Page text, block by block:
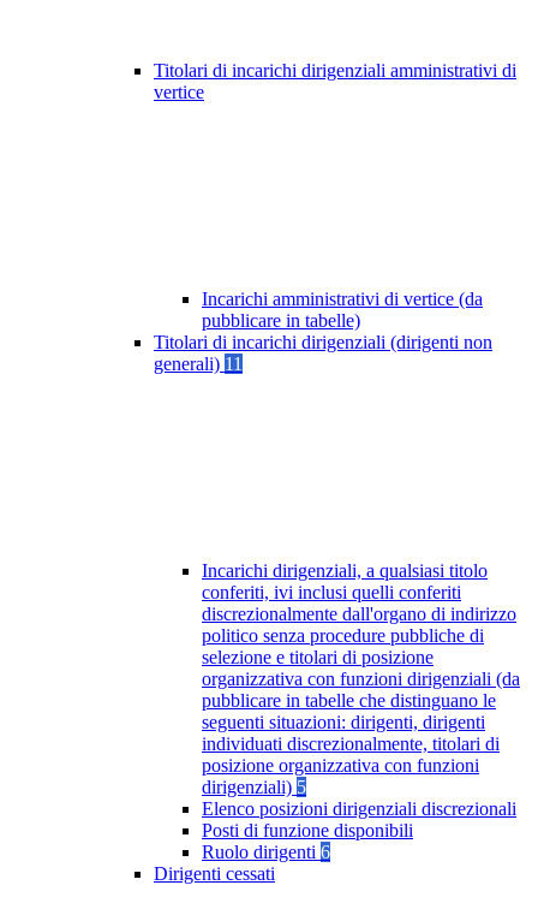
Titolari di incarichi dirigenziali amministrativi di
vertice
Incarichi amministrativi di vertice (da
pubblicare in tabelle)
Titolari di incarichi dirigenziali (dirigenti non
generali) 11
Incarichi dirigenziali, a qualsiasi titolo
conferiti, ivi inclusi quelli conferiti
discrezionalmente dall'organo di indirizzo
politico senza procedure pubbliche di
selezione e titolari di posizione
organizzativa con funzioni dirigenziali (da
pubblicare in tabelle che distinguano le
seguenti situazioni: dirigenti, dirigenti
individuati discrezionalmente, titolari di
posizione organizzativa con funzioni
dirigenziali) 5
Elenco posizioni dirigenziali discrezionali
Posti di funzione disponibili
Ruolo dirigenti 6
Dirigenti cessati